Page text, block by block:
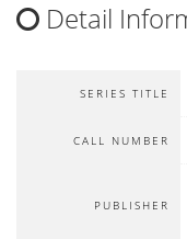
Detail
SERIES TITLE
CALL NUMBER
PUBLISHER